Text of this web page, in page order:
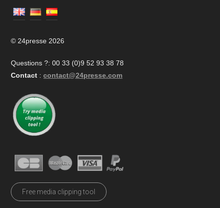
© 24presse 2026
Questions ?: 00 33 (0)9 52 93 38 78
Contact : contact@24presse.com
Free media clipping tool